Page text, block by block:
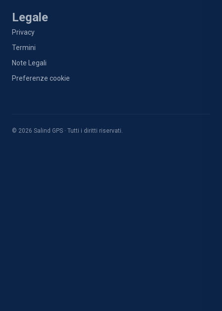
Legale
Privacy
Termini
Note Legali
Preferenze cookie
© 2026 Salind GPS · Tutti i diritti riservati.